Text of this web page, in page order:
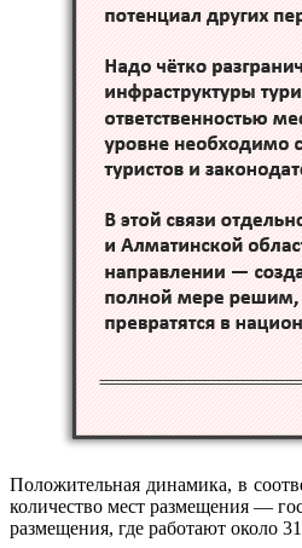
Положительная динамика, в
количество мест размещения —
размещения, где работают около